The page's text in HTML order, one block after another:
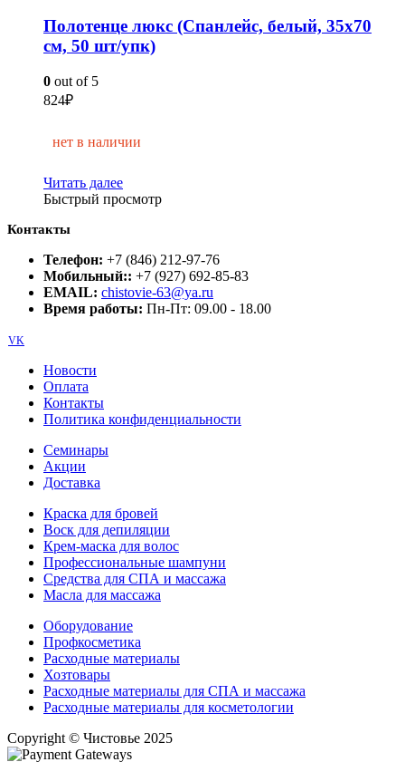
Полотенце люкс (Спанлейс, белый, 35х70
см, 50 шт/упк)
0 out of 5
824₽
нет в наличии
Читать далее
Быстрый просмотр
Контакты
Телефон: +7 (846) 212-97-76
Мобильный:: +7 (927) 692-85-83
EMAIL: chistovie-63@ya.ru
Время работы: Пн-Пт: 09.00 - 18.00
VK
Новости
Оплата
Контакты
Политика конфиденциальности
Семинары
Акции
Доставка
Краска для бровей
Воск для депиляции
Крем-маска для волос
Профессиональные шампуни
Средства для СПА и массажа
Масла для массажа
Оборудование
Профкосметика
Расходные материалы
Хозтовары
Расходные материалы для СПА и массажа
Расходные материалы для косметологии
Copyright © Чистовье 2025